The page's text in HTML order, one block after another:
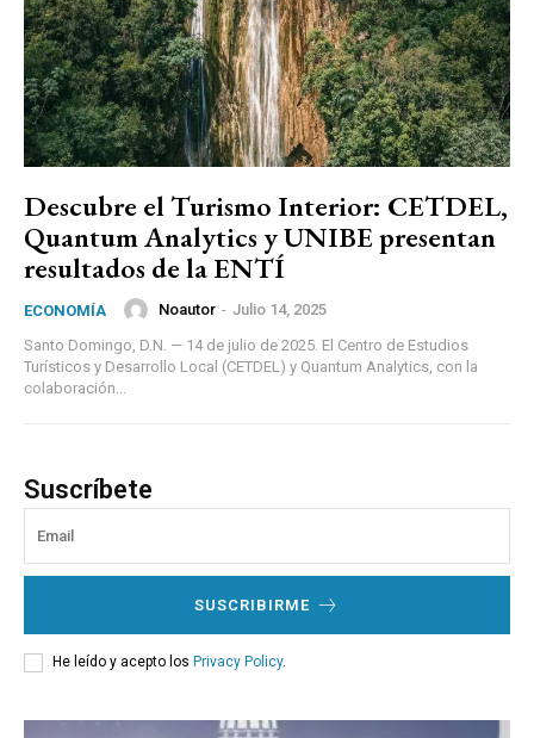
Descubre el Turismo Interior: CETDEL,
Quantum Analytics y UNIBE presentan
resultados de la ENTÍ
ECONOMÍA Noautor - Julio 14, 2025
Santo Domingo, D.N. — 14 de julio de 2025. El Centro de Estudios
Turísticos y Desarrollo Local (CETDEL) y Quantum Analytics, con la
colaboración...
Suscríbete
SUSCRIBIRME
He leído y acepto los Privacy Policy.